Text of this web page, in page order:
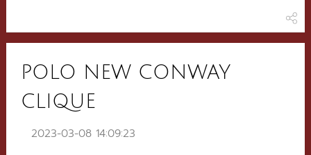
POLO NEW CONWAY
CLIQUE
2023-03-08 14:09:23